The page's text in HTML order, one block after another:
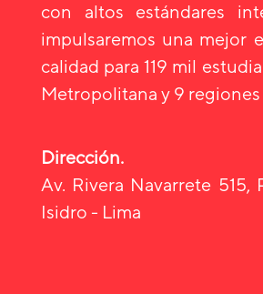
con altos estándares
impulsaremos una mejor
calidad para 119 mil
Metropolitana y 9 regiones
Dirección.
Av. Rivera Navarrete 515,
Isidro - Lima